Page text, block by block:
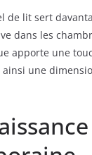
de lit sert
dans les
apporte une
une